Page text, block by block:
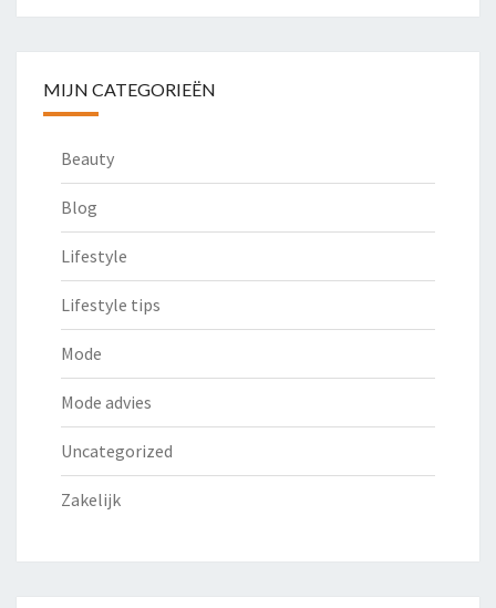
MIJN CATEGORIEËN
Beauty
Blog
Lifestyle
Lifestyle tips
Mode
Mode advies
Uncategorized
Zakelijk